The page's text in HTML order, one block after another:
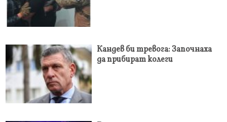
Кандев би тревога: Започнаха
да прибират колеги